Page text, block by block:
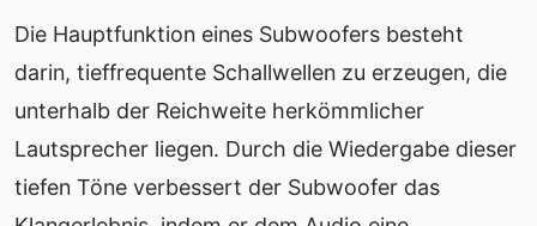
Die Hauptfunktion eines Subwoofers besteht
darin, tieffrequente Schallwellen zu erzeugen, die
unterhalb der Reichweite herkömmlicher
Lautsprecher liegen. Durch die Wiedergabe dieser
tiefen Töne verbessert der Subwoofer das